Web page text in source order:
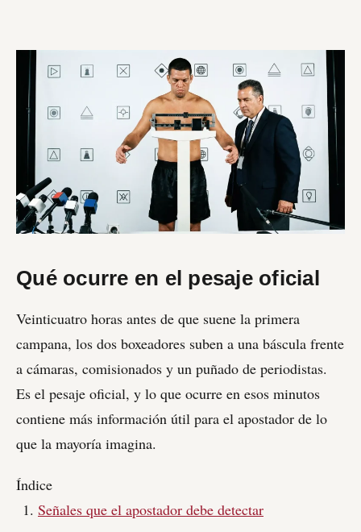
Qué ocurre en el pesaje oficial
Veinticuatro horas antes de que suene la primera
campana, los dos boxeadores suben a una báscula frente
a cámaras, comisionados y un puñado de periodistas.
Es el pesaje oficial, y lo que ocurre en esos minutos
contiene más información útil para el apostador de lo
que la mayoría imagina.
Índice
Señales que el apostador debe detectar